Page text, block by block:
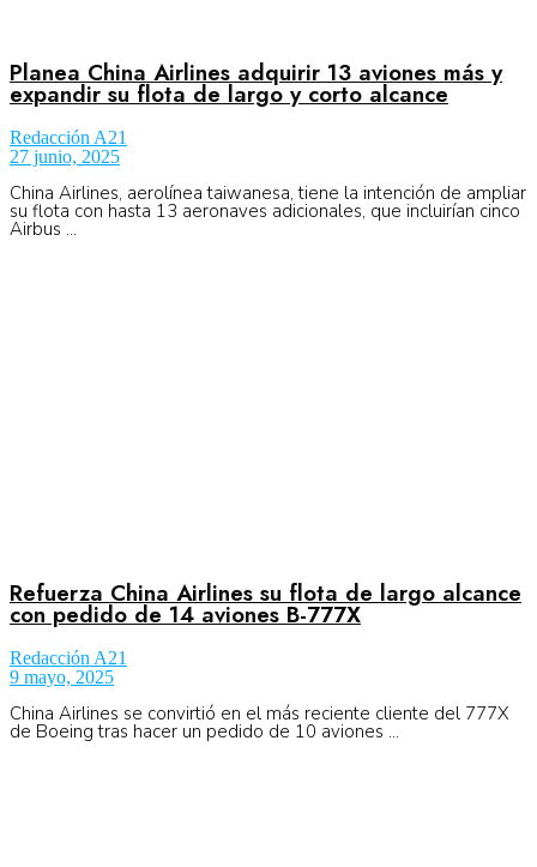
Planea China Airlines adquirir 13 aviones más y
expandir su flota de largo y corto alcance
Redacción A21
27 junio, 2025
China Airlines, aerolínea taiwanesa, tiene la intención de ampliar
su flota con hasta 13 aeronaves adicionales, que incluirían cinco
Airbus ...
Refuerza China Airlines su flota de largo alcance
con pedido de 14 aviones B-777X
Redacción A21
9 mayo, 2025
China Airlines se convirtió en el más reciente cliente del 777X
de Boeing tras hacer un pedido de 10 aviones ...